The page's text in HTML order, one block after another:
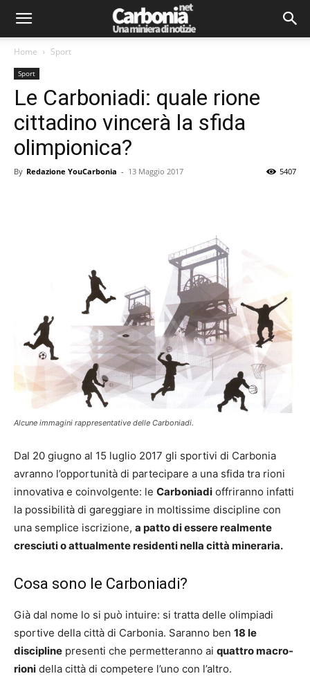
Home Sport
Sport
Le Carboniadi: quale rione
cittadino vincerà la sfida
olimpionica?
By Redazione YouCarbonia - 13 Maggio 2017 5407
Alcune immagini rappresentative delle Carboniadi.
Dal 20 giugno al 15 luglio 2017 gli sportivi di Carbonia
avranno l’opportunità di partecipare a una sfida tra rioni
innovativa e coinvolgente: le Carboniadi offriranno infatti
la possibilità di gareggiare in moltissime discipline con
una semplice iscrizione, a patto di essere realmente
cresciuti o attualmente residenti nella città mineraria.
Cosa sono le Carboniadi?
Già dal nome lo si può intuire: si tratta delle olimpiadi
sportive della città di Carbonia. Saranno ben 18 le
discipline presenti che permetteranno ai quattro macro-
rioni della città di competere l’uno con l’altro.